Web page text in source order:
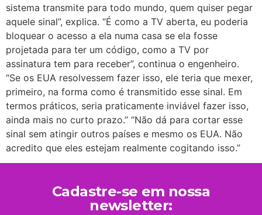
sistema transmite para todo mundo, quem quiser pegar
aquele sinal”, explica. “É como a TV aberta, eu poderia
bloquear o acesso a ela numa casa se ela fosse
projetada para ter um código, como a TV por
assinatura tem para receber”, continua o engenheiro.
“Se os EUA resolvessem fazer isso, ele teria que mexer,
primeiro, na forma como é transmitido esse sinal. Em
termos práticos, seria praticamente inviável fazer isso,
ainda mais no curto prazo.” “Não dá para cortar esse
sinal sem atingir outros países e mesmo os EUA. Não
acredito que eles estejam realmente cogitando isso.”
Cadastre-se em nossa
newsletter: